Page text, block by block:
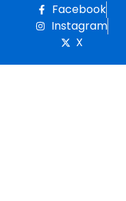
Facebook
Instagram
X